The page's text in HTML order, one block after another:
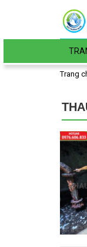
Đến nội dung chính
Trang